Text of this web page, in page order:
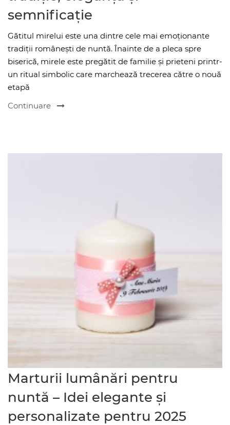
semnificație
Gătitul mirelui este una dintre cele mai emoționante
tradiții românești de nuntă. Înainte de a pleca spre
biserică, mirele este pregătit de familie și prieteni printr-
un ritual simbolic care marchează trecerea către o nouă
etapă
Continuare
Marturii lumânări pentru
nuntă – Idei elegante și
personalizate pentru 2025